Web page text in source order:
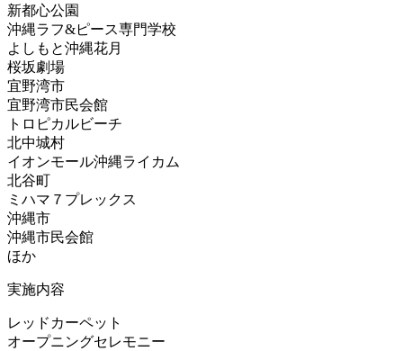
新都心公園
沖縄ラフ&ピース専門学校
よしもと沖縄花月
桜坂劇場
宜野湾市
宜野湾市民会館
トロピカルビーチ
北中城村
イオンモール沖縄ライカム
北谷町
ミハマ７プレックス
沖縄市
沖縄市民会館
ほか
実施内容
レッドカーペット
オープニングセレモニー